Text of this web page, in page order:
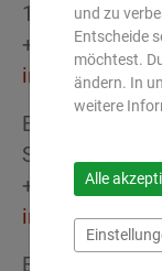
1030 Wien
+43 (0) 650
Europäische
Schweiz
+41 (0) 44
Europäische
und zu
Entscheide
möchtest.
ändern. In
weitere
Alle